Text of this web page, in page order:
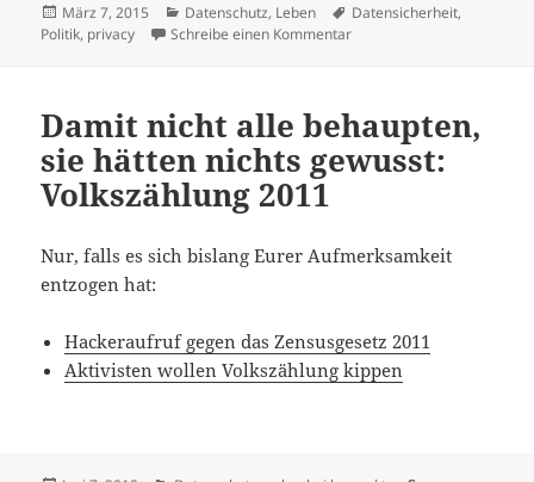
Veröffentlicht
am
März 7, 2015 Kategorien
Datenschutz, Leben Schlagwörter
Datensicherheit,
Politik, privacy Schreibe einen Kommentarzu Warum verschlüsseln
Damit nicht alle behaupten,
sie hätten nichts gewusst:
Volkszählung 2011
Nur, falls es sich bislang Eurer Aufmerksamkeit
entzogen hat:
Hackeraufruf gegen das Zensusgesetz 2011
Aktivisten wollen Volkszählung kippen